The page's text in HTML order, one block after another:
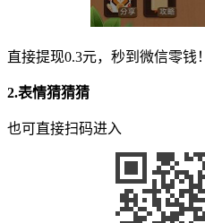
直接提现0.3元，秒到微信零钱！
2.表情猜猜猜
也可直接扫码进入